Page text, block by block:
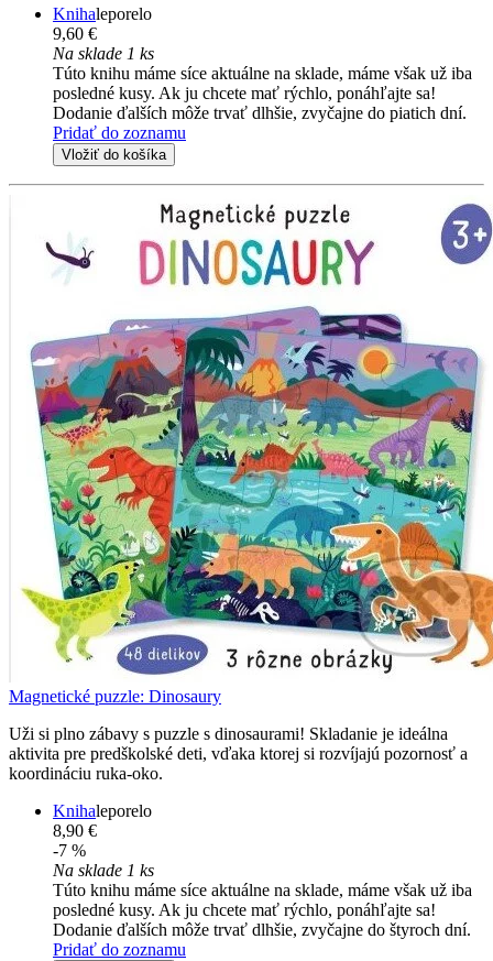
Knihaleporelo
9,60 €
Na sklade 1 ks
Túto knihu máme síce aktuálne na sklade, máme však už iba
posledné kusy. Ak ju chcete mať rýchlo, ponáhľajte sa!
Dodanie ďalších môže trvať dlhšie, zvyčajne do piatich dní.
Pridať do zoznamu
Vložiť do košíka
Magnetické puzzle: Dinosaury
Uži si plno zábavy s puzzle s dinosaurami! Skladanie je ideálna
aktivita pre predškolské deti, vďaka ktorej si rozvíjajú pozornosť a
koordináciu ruka-oko.
Knihaleporelo
8,90 €
-7 %
Na sklade 1 ks
Túto knihu máme síce aktuálne na sklade, máme však už iba
posledné kusy. Ak ju chcete mať rýchlo, ponáhľajte sa!
Dodanie ďalších môže trvať dlhšie, zvyčajne do štyroch dní.
Pridať do zoznamu